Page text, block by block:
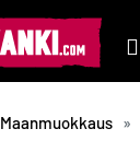
Maanmuokkaus